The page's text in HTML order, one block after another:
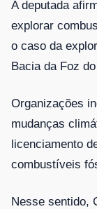
A deputada
explorar
o caso da
Bacia da Foz
Organizações
mudanças
licenciamento
combustíveis
Nesse sentido,